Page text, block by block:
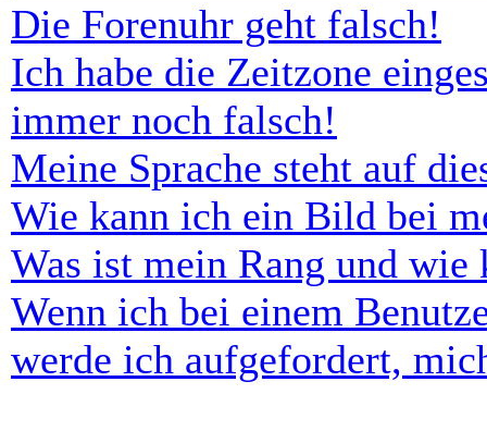
Die Forenuhr geht falsch!
Ich habe die Zeitzone
immer noch falsch!
Meine Sprache steht auf
Wie kann ich ein Bild bei
Was ist mein Rang und wie
Wenn ich bei einem
werde ich aufgefordert,